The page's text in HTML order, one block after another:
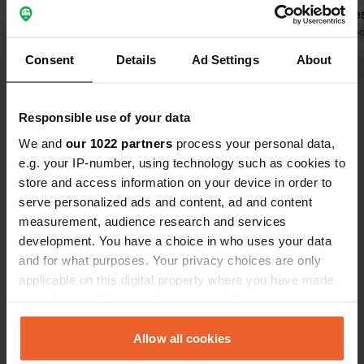
Consent Details Ad Settings About
Responsible use of your data
We and our 1022 partners process your personal data,
e.g. your IP-number, using technology such as cookies to
store and access information on your device in order to
serve personalized ads and content, ad and content
measurement, audience research and services
development. You have a choice in who uses your data
and for what purposes. Your privacy choices are only
applicable on this digital property where you have made
any time from the Cookie Declaration or by clicking on
the Privacy trigger icon.Allow all cookies
facilement notre chemin, encore une
Nous ne recommandons à personne
entendu dire que nous n'étions pas
les seuls à recevoir cette salutation
"amicale".
;-). 50
achetées
même
Traduit par
Contact
Rausenbachweg 8
8124, Maur, Suisse